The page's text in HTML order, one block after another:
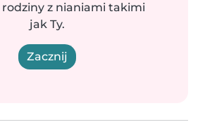
rodziny z nianiami takimi
jak Ty.
Zacznij